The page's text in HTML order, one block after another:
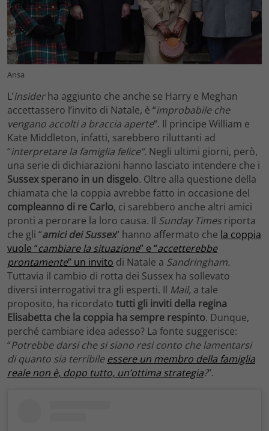
Ansa
L’insiderha aggiunto che anche se Harry e Meghan
accettassero l’invito di Natale, è “improbabile che
vengano accolti a braccia aperte“. Il principe William e
Kate Middleton, infatti, sarebbero riluttanti ad
“interpretare la famiglia felice”. Negli ultimi giorni, però,
una serie di dichiarazioni hanno lasciato intendere che i
Sussex sperano in un disgelo. Oltre alla questione della
chiamata che la coppia avrebbe fatto in occasione del
compleanno di re Carlo, ci sarebbero anche altri amici
pronti a perorare la loro causa. Il Sunday Times riporta
che gli “amici dei Sussex” hanno affermato che la coppia
vuole “cambiare la situazione” e “accetterebbe
prontamente” un invito di Natale a Sandringham.
Tuttavia il cambio di rotta dei Sussex ha sollevato
diversi interrogativi tra gli esperti. Il Mail, a tale
proposito, ha ricordato tutti gli inviti della regina
Elisabetta che la coppia ha sempre respinto. Dunque,
perché cambiare idea adesso? La fonte suggerisce:
“Potrebbe darsi che si siano resi conto che lamentarsi
di quanto sia terribile essere un membro della famiglia
reale non è, dopo tutto, un’ottima strategia?“.